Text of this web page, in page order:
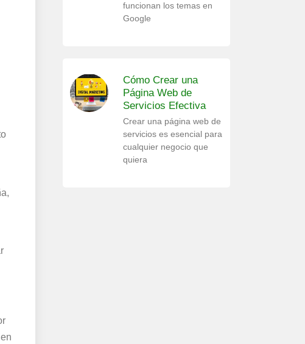
funcionan los temas en
Google
Cómo Crear una
Página Web de
Servicios Efectiva
Crear una página web de
servicios es esencial para
cualquier negocio que
quiera